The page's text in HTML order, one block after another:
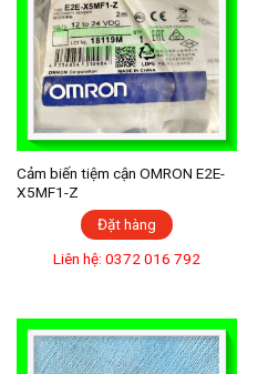
Cảm biến tiệm cận OMRON E2E-
X5MF1-Z
Đặt hàng
Liên hệ: 0372 016 792